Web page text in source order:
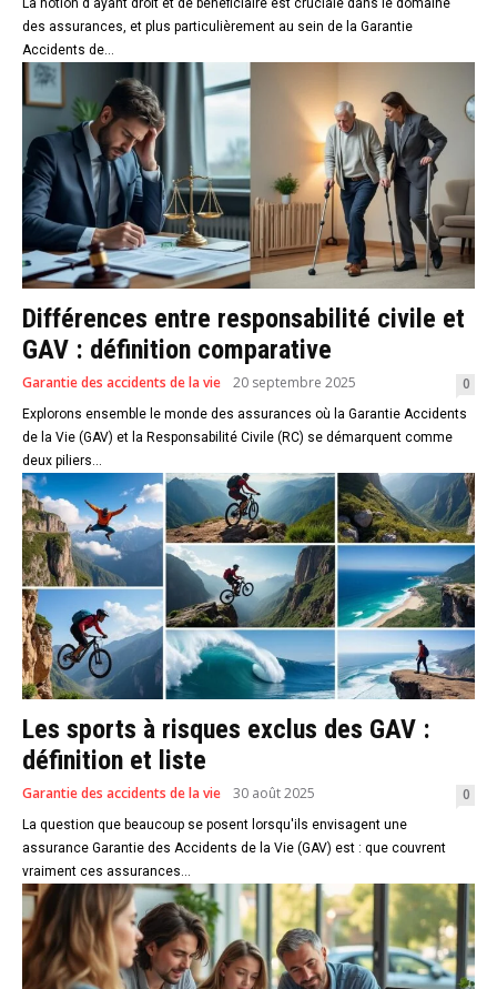
La notion d'ayant droit et de bénéficiaire est cruciale dans le domaine
des assurances, et plus particulièrement au sein de la Garantie
Accidents de...
Différences entre responsabilité civile et
GAV : définition comparative
Garantie des accidents de la vie 20 septembre 2025 0
Explorons ensemble le monde des assurances où la Garantie Accidents
de la Vie (GAV) et la Responsabilité Civile (RC) se démarquent comme
deux piliers...
Les sports à risques exclus des GAV :
définition et liste
Garantie des accidents de la vie 30 août 2025 0
La question que beaucoup se posent lorsqu'ils envisagent une
assurance Garantie des Accidents de la Vie (GAV) est : que couvrent
vraiment ces assurances...